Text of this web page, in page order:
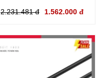
2.231.481 đ 1.562.000 đ